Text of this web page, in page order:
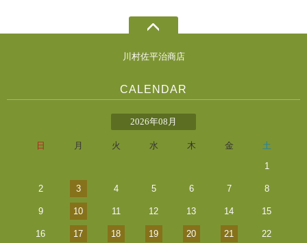
川村佐平治商店
CALENDAR
2026年08月
日 月 火 水 木 金
土
1
2 3 4 5 6 7 8
9 10 11 12 13 14 15
16 17 18 19 20 21 22